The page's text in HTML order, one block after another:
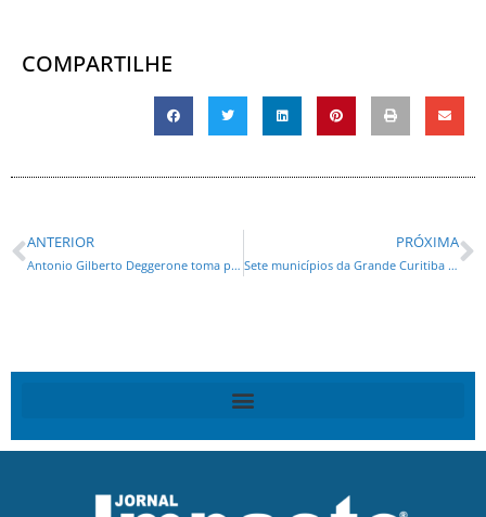
COMPARTILHE
ANTERIOR
Antonio Gilberto Deggerone toma posse como novo presidente da ACP
PRÓXIMA
Sete municípios da Grande Curitiba recebem 14 novos ônibus para reforço no transporte escolar